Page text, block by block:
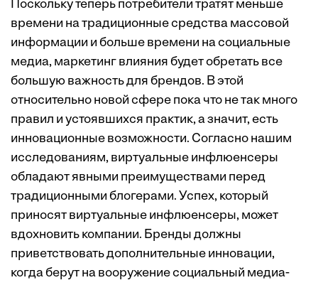
Поскольку теперь потребители тратят меньше
времени на традиционные средства массовой
информации и больше времени на социальные
медиа, маркетинг влияния будет обретать все
большую важность для брендов. В этой
относительно новой сфере пока что не так много
правил и устоявшихся практик, а значит, есть
инновационные возможности. Согласно нашим
исследованиям, виртуальные инфлюенсеры
обладают явными преимуществами перед
традиционными блогерами. Успех, который
приносят виртуальные инфлюенсеры, может
вдохновить компании. Бренды должны
приветствовать дополнительные инновации,
когда берут на вооружение социальный медиа-